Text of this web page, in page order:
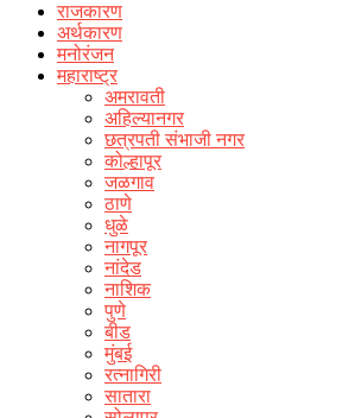
राजकारण
अर्थकारण
मनोरंजन
महाराष्ट्र
अमरावती
अहिल्यानगर
छत्रपती संभाजी नगर
कोल्हापूर
जळगाव
ठाणे
धुळे
नागपूर
नांदेड
नाशिक
पुणे
बीड
मुंबई
रत्नागिरी
सातारा